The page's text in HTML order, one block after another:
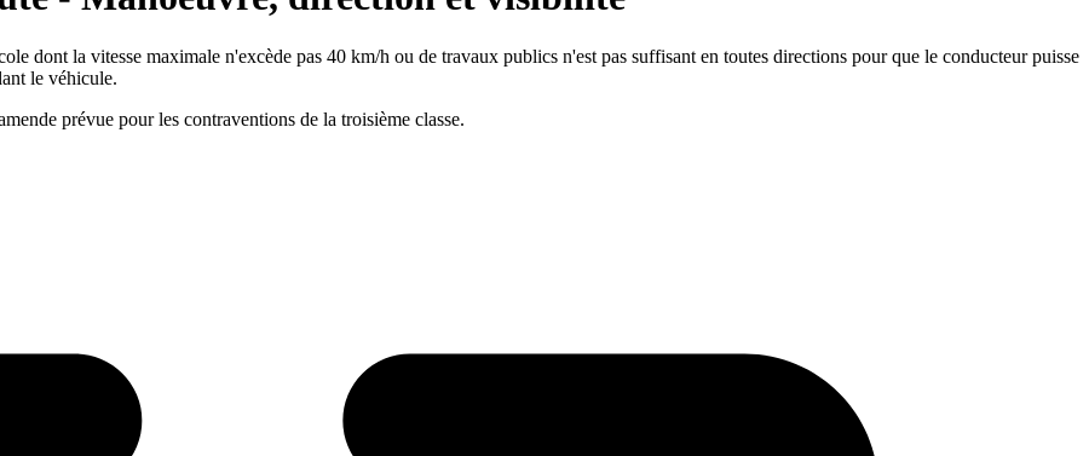
dont la vitesse maximale n'excède pas 40 km/h ou de travaux publics n'est pas suffisant en toutes directions pour que le conducteur puisse
le véhicule.
prévue pour les contraventions de la troisième classe.